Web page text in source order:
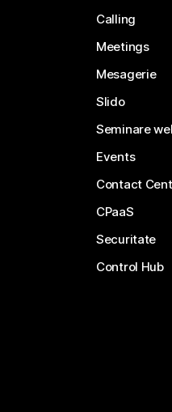
Calling
Meetings
Mesagerie
Slido
Seminare
Events
Contact
CPaaS
Securitate
Control Hub